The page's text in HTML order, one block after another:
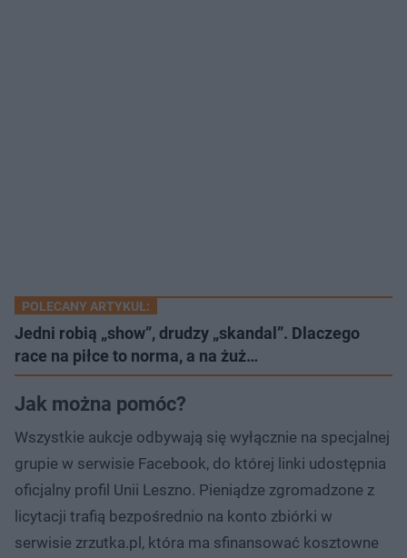
POLECANY ARTYKUŁ:
Jedni robią „show”, drudzy „skandal”. Dlaczego
race na piłce to norma, a na żuż…
Jak można pomóc?
Wszystkie aukcje odbywają się wyłącznie na specjalnej
grupie w serwisie Facebook, do której linki udostępnia
oficjalny profil Unii Leszno. Pieniądze zgromadzone z
licytacji trafią bezpośrednio na konto zbiórki w
serwisie zrzutka.pl, która ma sfinansować kosztowne